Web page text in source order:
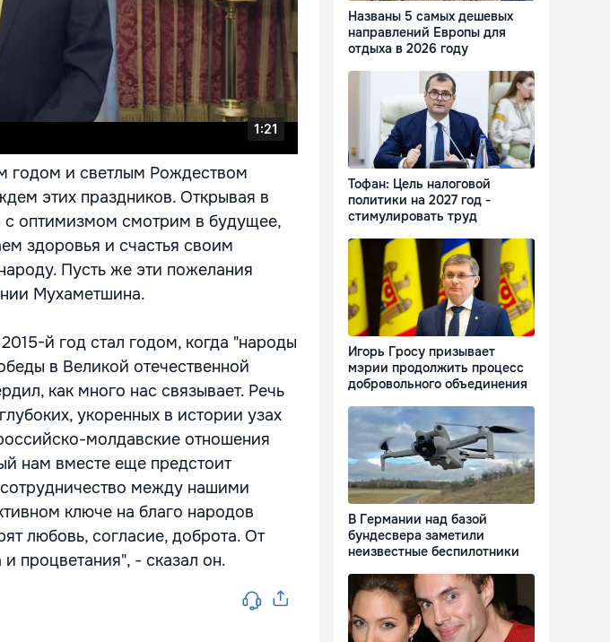
годом и светлым Рождеством
этих праздников. Открывая в
оптимизмом смотрим в будущее,
здоровья и счастья своим
Пусть же эти пожелания
Мухаметшина.
й год стал годом, когда "народы
в Великой отечественной
как много нас связывает. Речь
укоренных в истории узах
молдавские отношения
нам вместе еще предстоит
между нашими
ключе на благо народов
любовь, согласие, доброта. От
процветания", - сказал он.
Названы 5 самых дешевых
направлений Европы для
отдыха в 2026 году
Тофан: Цель налоговой
политики на 2027 год -
стимулировать труд
Игорь Гросу призывает
мэрии продолжить процесс
добровольного объединения
В Германии над базой
бундесвера заметили
неизвестные беспилотники